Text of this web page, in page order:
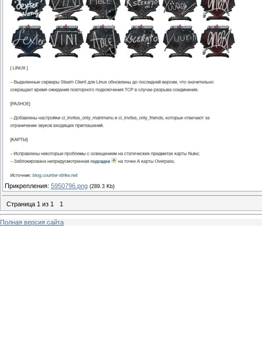
Прикрепления: 5950796.png (289.3 Kb)
Страница 1 из 1 1
Полная версия сайта